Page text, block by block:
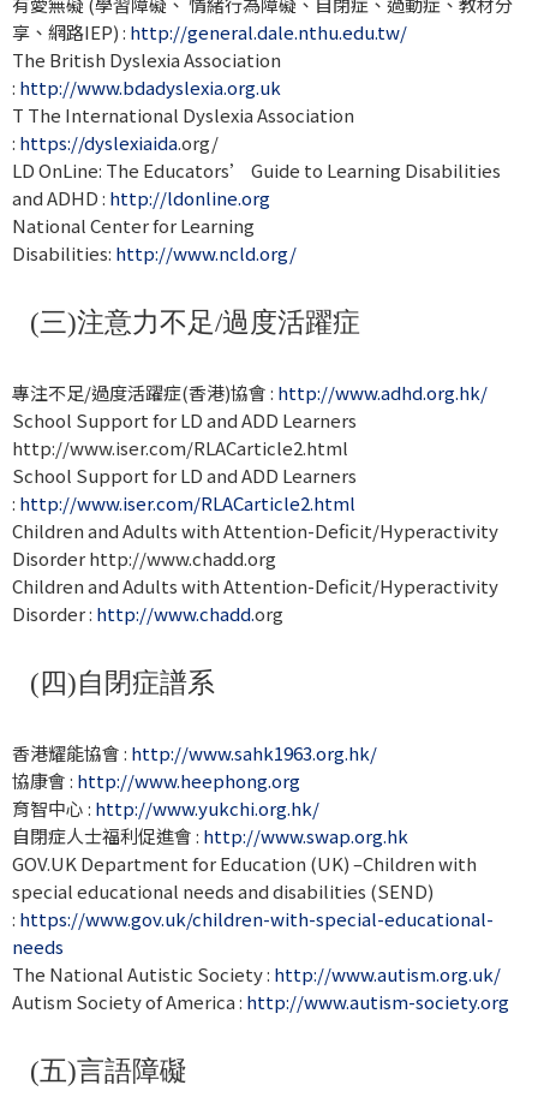
享、網路IEP) : http://general.dale.nthu.edu.tw/
The British Dyslexia Association
: http://www.bdadyslexia.org.uk
T The International Dyslexia Association
: https://dyslexiaida.org/
LD OnLine: The Educators’ Guide to Learning Disabilities
and ADHD : http://ldonline.org
National Center for Learning
Disabilities: http://www.ncld.org/
(三)注意力不足/過度活躍症
專注不足/過度活躍症(香港)協會 : http://www.adhd.org.hk/
School Support for LD and ADD Learners
http://www.iser.com/RLACarticle2.html
School Support for LD and ADD Learners
: http://www.iser.com/RLACarticle2.html
Children and Adults with Attention-Deficit/Hyperactivity
Disorder http://www.chadd.org
Children and Adults with Attention-Deficit/Hyperactivity
Disorder : http://www.chadd.org
(四)自閉症譜系
香港耀能協會 : http://www.sahk1963.org.hk/
協康會 : http://www.heephong.org
育智中心 : http://www.yukchi.org.hk/
自閉症人士福利促進會 : http://www.swap.org.hk
GOV.UK Department for Education (UK) –Children with
special educational needs and disabilities (SEND)
: https://www.gov.uk/children-with-special-educational-
needs
The National Autistic Society : http://www.autism.org.uk/
Autism Society of America : http://www.autism-society.org
(五)言語障礙